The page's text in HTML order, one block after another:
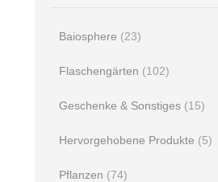
Baiosphere (23)
Flaschengärten (102)
Geschenke & Sonstiges (15)
Hervorgehobene Produkte (5)
Pflanzen (74)